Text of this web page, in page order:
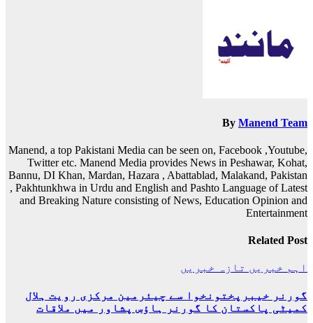
By Manend Team
Manend, a top Pakistani Media can be seen on, Facebook ,Youtube,
Twitter etc. Manend Media provides News in Peshawar, Kohat,
Bannu, DI Khan, Mardan, Hazara , Abattablad, Malakand, Pakistan
, Pakhtunkhwa in Urdu and English and Pashto Language of Latest
and Breaking Nature consisting of News, Education Opinion and
Entertainment
Related Post
اہم خبریں تازہ خبریں
گورنر خیبرپختونخوا سے چیئرمین مرکزی رویت ہلال
کمیٹی پاکستان کا گورنر ہاؤس پشاور میں ملاقات